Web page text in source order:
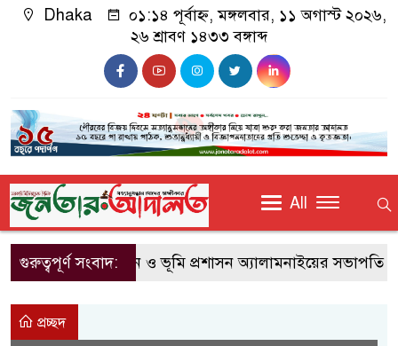
Dhaka
০১:১৪ পূর্বাহ্ন, মঙ্গলবার, ১১ অগাস্ট ২০২৬,
২৬ শ্রাবণ ১৪৩৩ বঙ্গাব্দ
All
গুরুত্বপূর্ণ সংবাদ:
জবি আইন ও ভূমি প্রশাসন অ্যালামনাইয়ের সভাপতি
প্রচ্ছদ